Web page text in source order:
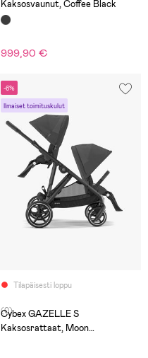
Kaksosvaunut, Coffee Black
999,90 €
-6%
Ilmaiset toimituskulut
Tilapäisesti loppu
(0)
Cybex GAZELLE S
Kaksosrattaat, Moon